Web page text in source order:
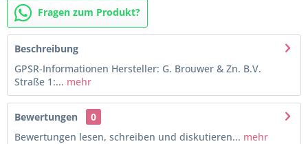
Fragen zum Produkt?
Beschreibung
GPSR-Informationen Hersteller: G. Brouwer & Zn. B.V.
Straße 1:... mehr
Bewertungen
0
Bewertungen lesen, schreiben und diskutieren... mehr